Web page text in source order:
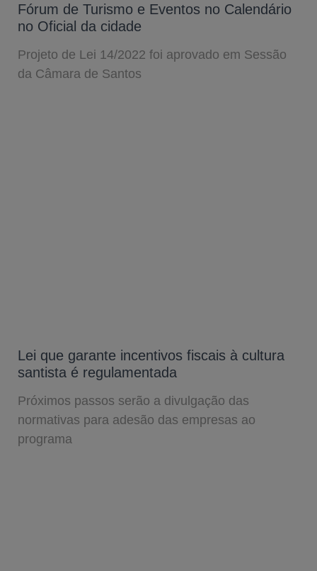
Fórum de Turismo e Eventos no Calendário
no Oficial da cidade
Projeto de Lei 14/2022 foi aprovado em Sessão
da Câmara de Santos
Lei que garante incentivos fiscais à cultura
santista é regulamentada
Próximos passos serão a divulgação das
normativas para adesão das empresas ao
programa